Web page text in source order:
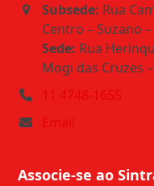
Subsede: Rua
Centro – Suzano –
Sede: Rua
Mogi das Cruzes –
11 4748-1655
Email
Associe-se ao